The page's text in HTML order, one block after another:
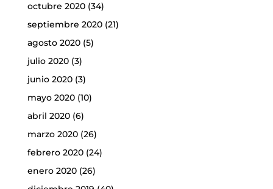
octubre 2020(34)
septiembre 2020(21)
agosto 2020(5)
julio 2020(3)
junio 2020(3)
mayo 2020(10)
abril 2020(6)
marzo 2020(26)
febrero 2020(24)
enero 2020(26)